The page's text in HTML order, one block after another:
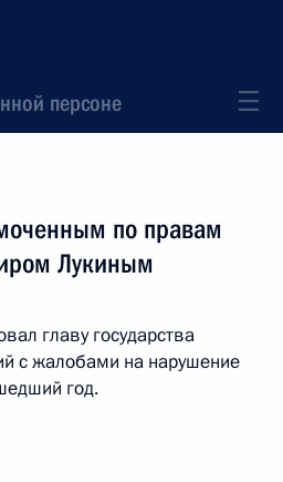
персоне
по правам
Лукиным
главу государства
с жалобами на нарушение
год.